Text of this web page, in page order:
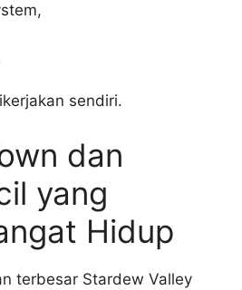
sendiri.
dan
yang
Hidup
terbesar Stardew Valley